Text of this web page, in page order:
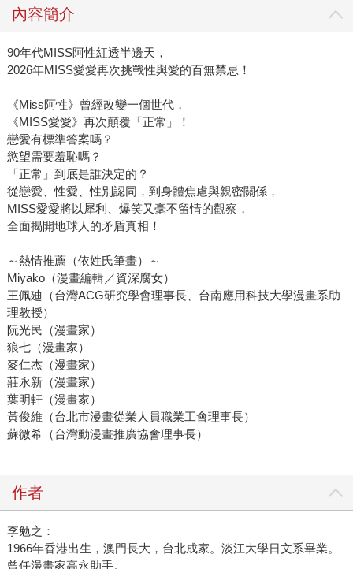
內容簡介
90年代MISS阿性紅透半邊天，
2026年MISS愛愛再次挑戰性與愛的百無禁忌！
《Miss阿性》曾經改變一個世代，
《MISS愛愛》再次顛覆「正常」！
戀愛有標準答案嗎？
慾望需要羞恥嗎？
「正常」到底是誰決定的？
從戀愛、性愛、性別認同，到身體焦慮與親密關係，
MISS愛愛將以犀利、爆笑又毫不留情的觀察，
全面揭開地球人的矛盾真相！
～熱情推薦（依姓氏筆畫）～
Miyako（漫畫編輯／資深腐女）
王佩廸（台灣ACG研究學會理事長、台南應用科技大學漫畫系助
理教授）
阮光民（漫畫家）
狼七（漫畫家）
麥仁杰（漫畫家）
莊永新（漫畫家）
葉明軒（漫畫家）
黃俊維（台北市漫畫從業人員職業工會理事長）
蘇微希（台灣動漫畫推廣協會理事長）
作者
李勉之：
1966年香港出生，澳門長大，台北成家。淡江大學日文系畢業。
曾任漫畫家高永助手。